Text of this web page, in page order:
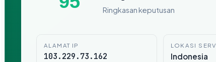
Ringkasan keputusan
ALAMAT IP
103.229.73.162
LOKASI
Indonesia